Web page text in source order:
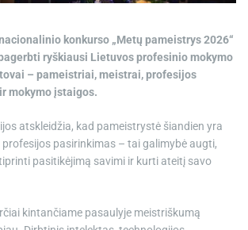
konkurso „Metų pameistrys 2026“
ryškiausi Lietuvos profesinio mokymo
– pameistriai, meistrai, profesijos
mokymo įstaigos.
atskleidžia, kad pameistrystė šiandien yra
profesijos pasirinkimas – tai galimybė augti,
pasitikėjimą savimi ir kurti ateitį savo
kintančiame pasaulyje meistriškumą